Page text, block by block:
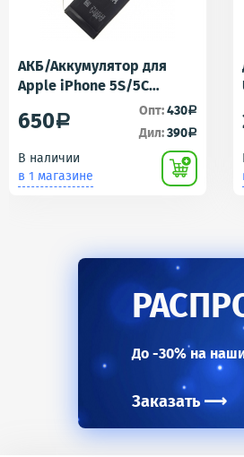
АКБ/Аккумулятор для
Apple iPhone 5S/5C
(Айфон 5C/5Ц) тех. упак.
OEM
650a Опт:430a
Дил:390a
В наличии
в 1 магазине
До -30% на
Заказать⟶